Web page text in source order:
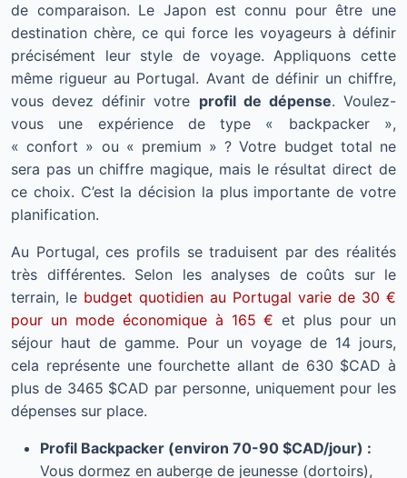
de comparaison. Le Japon est connu pour être une
destination chère, ce qui force les voyageurs à définir
précisément leur style de voyage. Appliquons cette
même rigueur au Portugal. Avant de définir un chiffre,
vous devez définir votre profil de dépense. Voulez-
vous une expérience de type « backpacker »,
« confort » ou « premium » ? Votre budget total ne
sera pas un chiffre magique, mais le résultat direct de
ce choix. C’est la décision la plus importante de votre
planification.
Au Portugal, ces profils se traduisent par des réalités
très différentes. Selon les analyses de coûts sur le
terrain, le budget quotidien au Portugal varie de 30 €
pour un mode économique à 165 € et plus pour un
séjour haut de gamme. Pour un voyage de 14 jours,
cela représente une fourchette allant de 630 $CAD à
plus de 3465 $CAD par personne, uniquement pour les
dépenses sur place.
Profil Backpacker (environ 70-90 $CAD/jour) :
Vous dormez en auberge de jeunesse (dortoirs),